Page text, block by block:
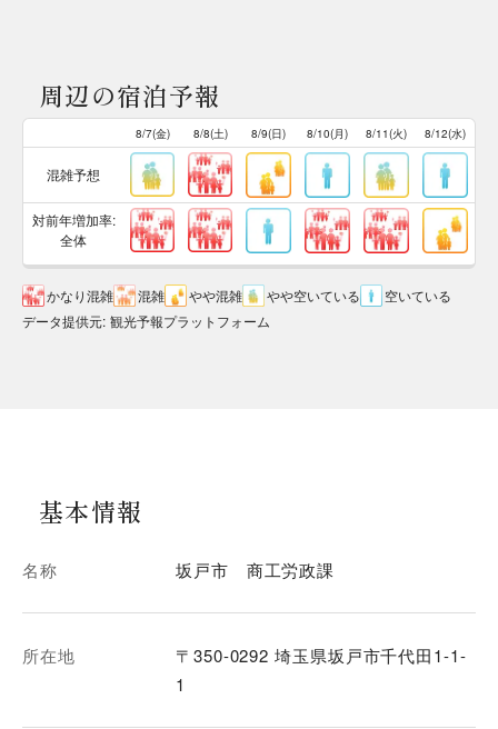
周辺の宿泊予報
8/7(金) 8/8(土) 8/9(日) 8/10(月) 8/11(火) 8/12(水)
混雑予想
対前年増加率:
全体
かなり混雑 混雑 やや混雑 やや空いている
空いている
データ提供元: 観光予報プラットフォーム
基本情報
名称 坂戸市 商工労政課
所在地
〒350-0292 埼玉県坂戸市千代田1-1-
1